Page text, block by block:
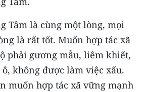
Tâm là cùng một lòng, mọi
là rất tốt. Muốn hợp tác xã
phải gương mẫu, liêm khiết,
không được làm việc xấu.
muốn hợp tác xã vững mạnh